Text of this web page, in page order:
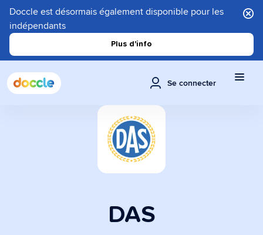
Doccle est désormais également disponible pour les
indépendants
Plus d'info
Se connecter
DAS